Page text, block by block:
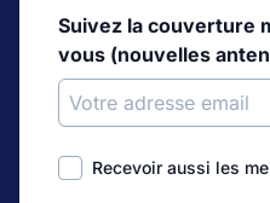
Suivez la couverture
vous (nouvelles
Recevoir aussi les